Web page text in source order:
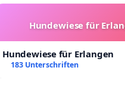
Hundewiese für
Hundewiese für Erlangen
183 Unterschriften